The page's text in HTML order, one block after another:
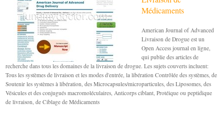
Médicaments
American Journal of Advanced
Livraison de Drogue est un
Open Access journal en ligne,
qui publie des articles de
recherche dans tous les domaines de la livraison de drogue. Les sujets couverts incluent:
Tous les systèmes de livraison et les modes d'entrée, la libération Contrôlée des systèmes, de
Soutenir les systèmes à libération, des Microcapsules/microparticules, des Liposomes, des
Vésicules et des conjugués macromoléculaires, Anticorps ciblant, Protéique ou peptidique
de livraison, de Ciblage de Médicaments